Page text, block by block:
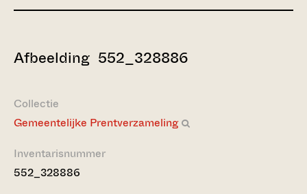
Afbeelding 552_328886
Collectie
Gemeentelijke Prentverzameling
Inventarisnummer
552_328886